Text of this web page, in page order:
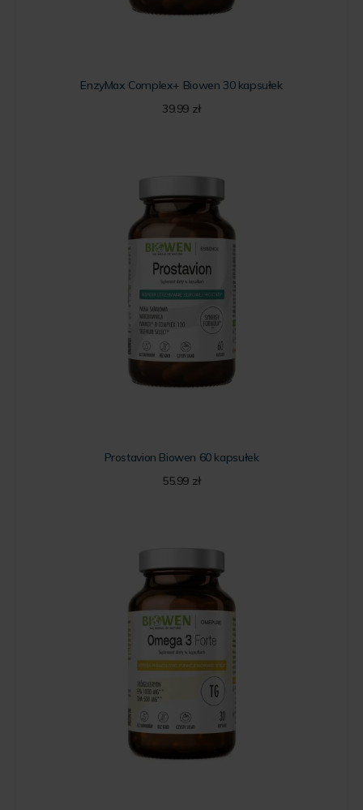
EnzyMax Complex+ Biowen 30 kapsułek
39.99 zł
Prostavion Biowen 60 kapsułek
55.99 zł